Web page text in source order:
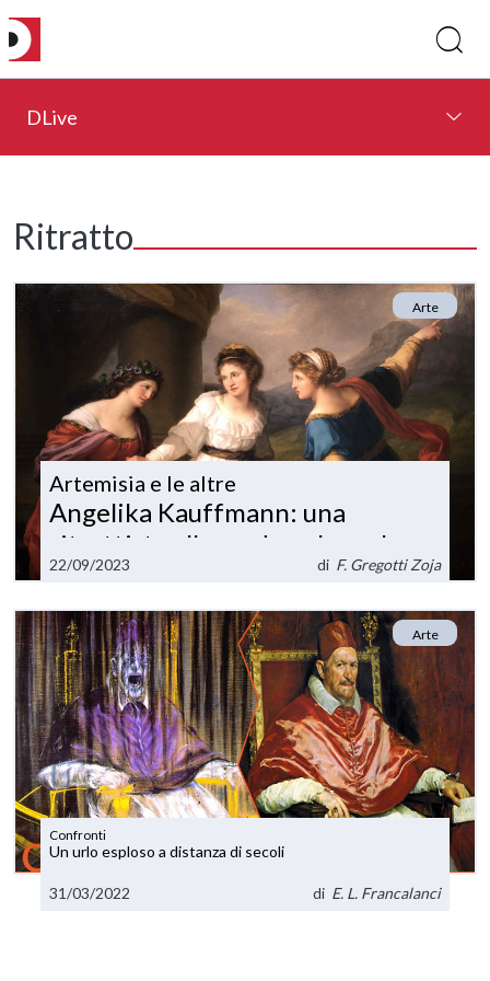
DLive
Ritratto
Arte
Artemisia e le altre
Angelika Kauffmann: una
ritrattista alla moda nel secolo
dei Lumi
22/09/2023 di F. Gregotti Zoja
Arte
Confronti
Un urlo esploso a distanza di secoli
31/03/2022 di E. L. Francalanci